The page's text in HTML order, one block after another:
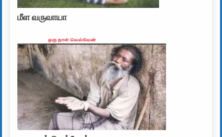
மீள வருவாயா